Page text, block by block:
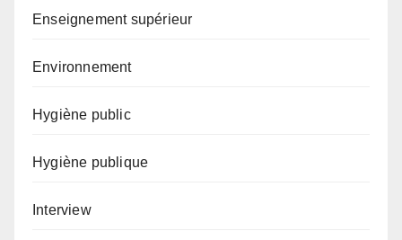
Enseignement supérieur
Environnement
Hygiène public
Hygiène publique
Interview